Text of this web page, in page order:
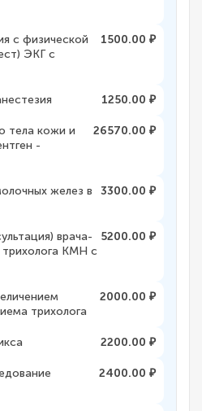
с физической
ЭКГ с
1500.00 ₽
1250.00 ₽
тела кожи и
-
26570.00 ₽
желез в
3300.00 ₽
врача-
КМН с
5200.00 ₽
трихолога
2000.00 ₽
2200.00 ₽
2400.00 ₽